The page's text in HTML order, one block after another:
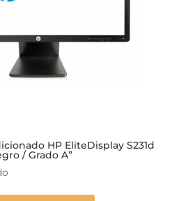
HP EliteDisplay S231d
/ Grado A”